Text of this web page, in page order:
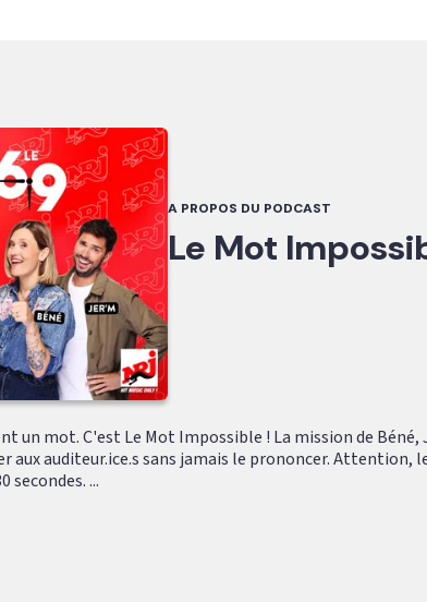
A PROPOS DU PODCAST
Le Mot
un mot. C'est Le Mot Impossible ! La mission de Béné,
aux auditeur.ice.s sans jamais le prononcer. Attention,
secondes. ...